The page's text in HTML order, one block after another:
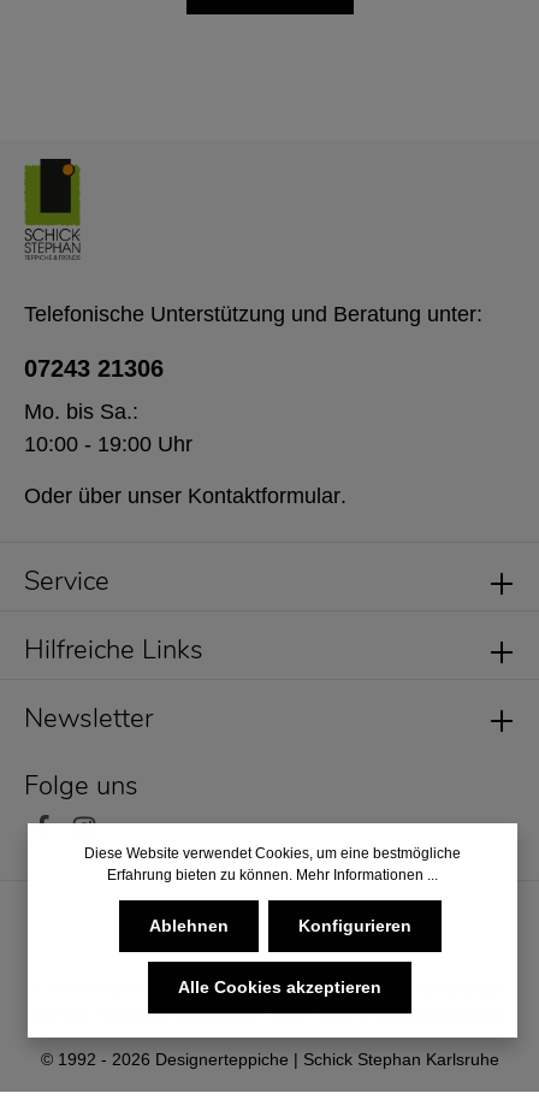
Service
Newsletter
Folge uns
Telefonische Unterstützung und Beratung unter:
07243 21306
Mo. bis Sa.:
10:00 - 19:00 Uhr
Oder über unser Kontaktformular.
Hilfreiche Links
© 1992 - 2026 Designerteppiche | Schick Stephan Karlsruhe
* Alle Preise inkl. gesetzl. Mehrwertsteuer zzgl.
und ggf. Nachnahmegebühren, wenn nicht anders angegeben.
Diese Website verwendet Cookies, um eine bestmögliche
Erfahrung bieten zu können. Mehr Informationen ...
Ablehnen Konfigurieren
Alle Cookies akzeptieren